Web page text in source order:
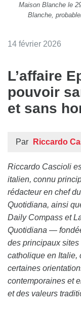
Maison Blanche le
Blanche,
14 février 2026
L’affaire
pouvoir
et sans
Par Riccardo
Riccardo Cascioli
italien, connu
rédacteur en chef
Quotidiana, ainsi
Daily Compass et
Quotidiana —
des principaux sites
catholique en Italie,
certaines
contemporaines et
et des valeurs